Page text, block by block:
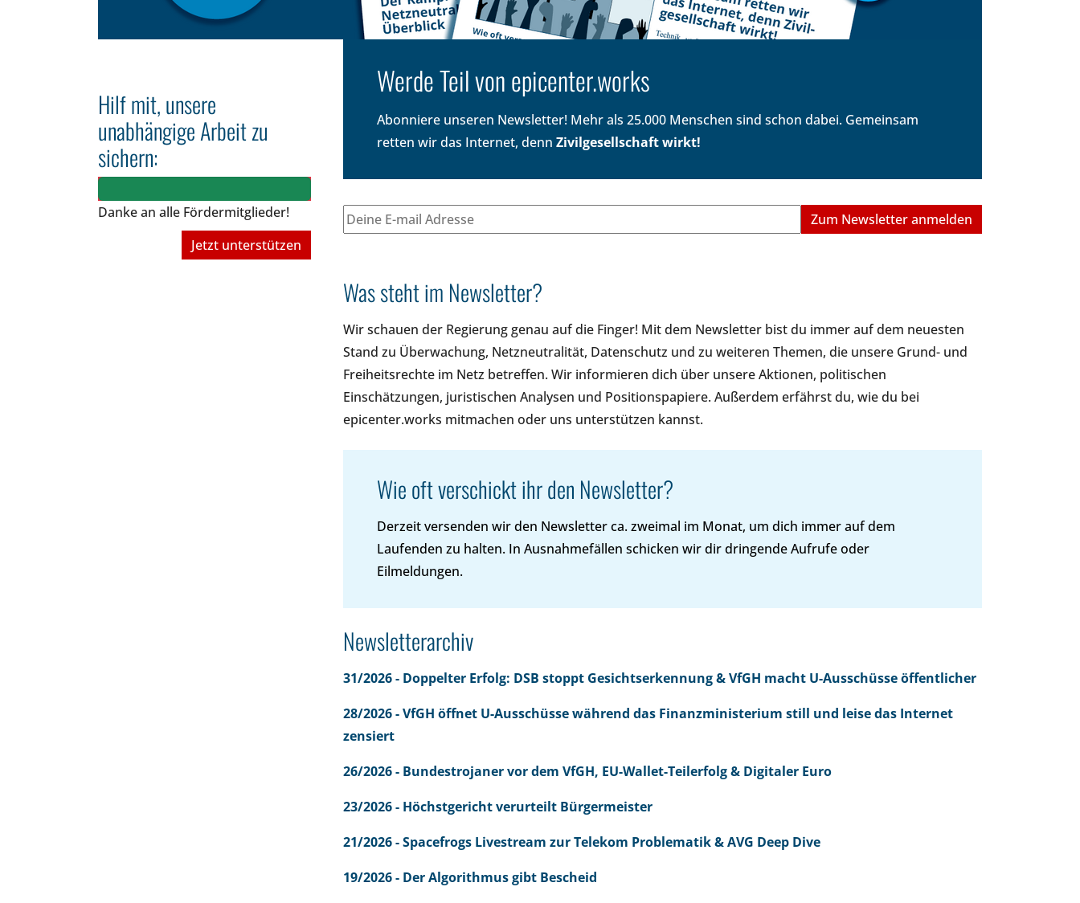
Hilf mit, unsere
unabhängige Arbeit zu
sichern:
Danke an alle Fördermitglieder!
Jetzt unterstützen
Werde Teil von epicenter.works
Abonniere unseren Newsletter! Mehr als 25.000 Menschen sind schon dabei. Gemeinsam
retten wir das Internet, denn Zivilgesellschaft wirkt!
Was steht im Newsletter?
Wir schauen der Regierung genau auf die Finger! Mit dem Newsletter bist du immer auf dem neuesten
Stand zu Überwachung, Netzneutralität, Datenschutz und zu weiteren Themen, die unsere Grund- und
Freiheitsrechte im Netz betreffen. Wir informieren dich über unsere Aktionen, politischen
Einschätzungen, juristischen Analysen und Positionspapiere. Außerdem erfährst du, wie du bei
epicenter.works mitmachen oder uns unterstützen kannst.
Wie oft verschickt ihr den Newsletter?
Derzeit versenden wir den Newsletter ca. zweimal im Monat, um dich immer auf dem
Laufenden zu halten. In Ausnahmefällen schicken wir dir dringende Aufrufe oder
Eilmeldungen.
Newsletterarchiv
31/2026 - Doppelter Erfolg: DSB stoppt Gesichtserkennung & VfGH macht U-Ausschüsse öffentlicher
28/2026 - VfGH öffnet U-Ausschüsse während das Finanzministerium still und leise das Internet
zensiert
26/2026 - Bundestrojaner vor dem VfGH, EU-Wallet-Teilerfolg & Digitaler Euro
23/2026 - Höchstgericht verurteilt Bürgermeister
21/2026 - Spacefrogs Livestream zur Telekom Problematik & AVG Deep Dive
19/2026 - Der Algorithmus gibt Bescheid